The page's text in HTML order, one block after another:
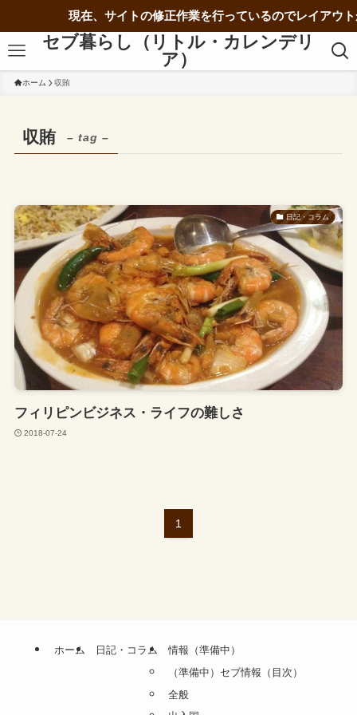
現在、サイトの修正作業を行っているのでレイアウト
セブ暮らし（リトル・カレンデリ
ア）
ホーム 収賄
収賄 – tag –
日記・コラム
フィリピンビジネス・ライフの難しさ
2018-07-24
1
ホーム 日記・コラム
情報（準備中）
（準備中）セブ情報（目次）
全般